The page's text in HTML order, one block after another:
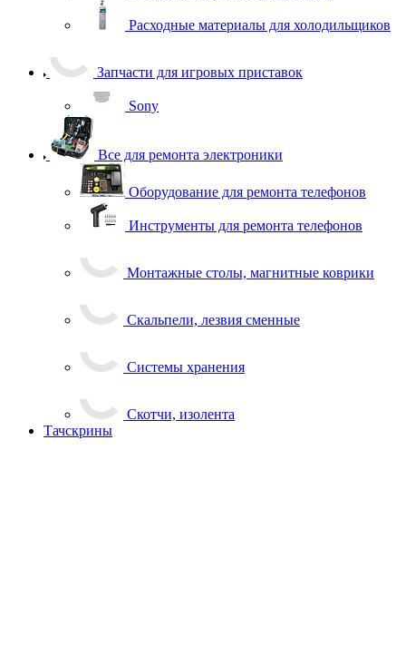
Расходные материалы для холодильщиков
Запчасти для игровых приставок
Sony
Все для ремонта электроники
Оборудование для ремонта телефонов
Инструменты для ремонта телефонов
Системы хранения
Скотчи, изолента
Тачскрины